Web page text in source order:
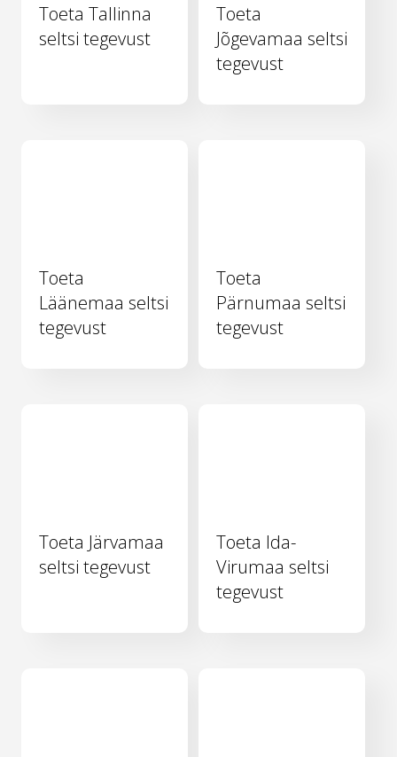
Toeta Tallinna
seltsi tegevust
Toeta
Jõgevamaa seltsi
tegevust
Toeta
Läänemaa seltsi
tegevust
Toeta
Pärnumaa seltsi
tegevust
Toeta Järvamaa
seltsi tegevust
Toeta Ida-
Virumaa seltsi
tegevust